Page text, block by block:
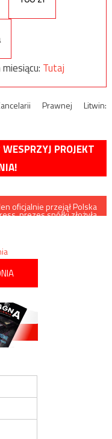
Tutaj
Prawnej Litwin:
PROJEKT
oficjalnie przejął Polska
prezes spółki złożyła